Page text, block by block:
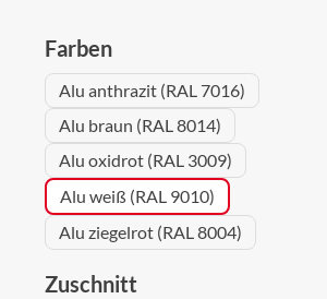
Farbenauswählen
Alu anthrazit (RAL 7016)
Alu braun (RAL 8014)
Alu oxidrot (RAL 3009)
Alu weiß (RAL 9010)
Alu ziegelrot (RAL 8004)
Zuschnitt